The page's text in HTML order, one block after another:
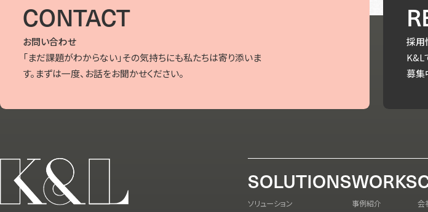
CONTACT
お問い合わせ
「まだ課題がわからない」その気持ちにも私たちは寄り添いま
す。まずは一度、お話をお聞かせください。
採用
K&L
募集
SOLUTIONS
ソリューション
WORKS
事例紹介 会